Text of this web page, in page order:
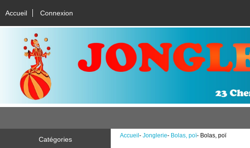
Accueil Connexion
Catégories
Accueil- Jonglerie- Bolas, poï- Bolas, poï